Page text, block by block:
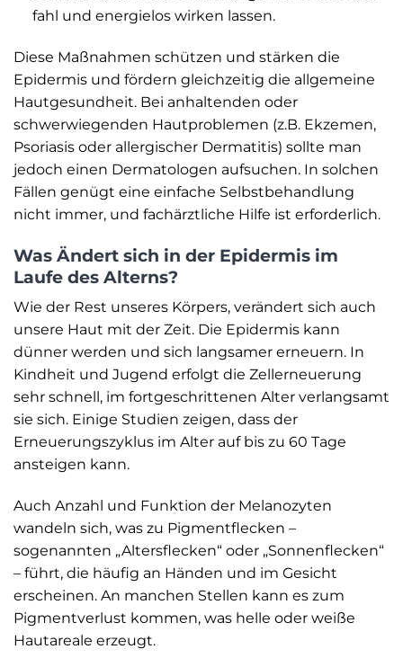
fahl und energielos wirken lassen.
Diese Maßnahmen schützen und stärken die
Epidermis und fördern gleichzeitig die allgemeine
Hautgesundheit. Bei anhaltenden oder
schwerwiegenden Hautproblemen (z.B. Ekzemen,
Psoriasis oder allergischer Dermatitis) sollte man
jedoch einen Dermatologen aufsuchen. In solchen
Fällen genügt eine einfache Selbstbehandlung
nicht immer, und fachärztliche Hilfe ist erforderlich.
Was Ändert sich in der Epidermis im
Laufe des Alterns?
Wie der Rest unseres Körpers, verändert sich auch
unsere Haut mit der Zeit. Die Epidermis kann
dünner werden und sich langsamer erneuern. In
Kindheit und Jugend erfolgt die Zellerneuerung
sehr schnell, im fortgeschrittenen Alter verlangsamt
sie sich. Einige Studien zeigen, dass der
Erneuerungszyklus im Alter auf bis zu 60 Tage
ansteigen kann.
Auch Anzahl und Funktion der Melanozyten
wandeln sich, was zu Pigmentflecken –
sogenannten „Altersflecken“ oder „Sonnenflecken“
– führt, die häufig an Händen und im Gesicht
erscheinen. An manchen Stellen kann es zum
Pigmentverlust kommen, was helle oder weiße
Hautareale erzeugt.